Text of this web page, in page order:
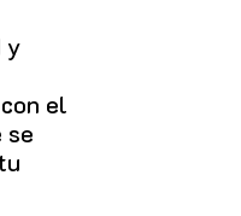
y
el
se